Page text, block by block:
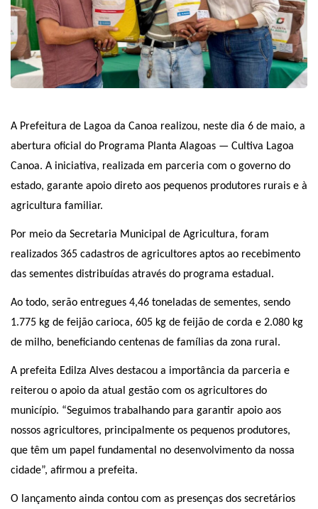
A Prefeitura de Lagoa da Canoa realizou, neste dia 6 de maio, a
abertura oficial do Programa Planta Alagoas — Cultiva Lagoa
Canoa. A iniciativa, realizada em parceria com o governo do
estado, garante apoio direto aos pequenos produtores rurais e à
agricultura familiar.
Por meio da Secretaria Municipal de Agricultura, foram
realizados 365 cadastros de agricultores aptos ao recebimento
das sementes distribuídas através do programa estadual.
Ao todo, serão entregues 4,46 toneladas de sementes, sendo
1.775 kg de feijão carioca, 605 kg de feijão de corda e 2.080 kg
de milho, beneficiando centenas de famílias da zona rural.
A prefeita Edilza Alves destacou a importância da parceria e
reiterou o apoio da atual gestão com os agricultores do
município. “Seguimos trabalhando para garantir apoio aos
nossos agricultores, principalmente os pequenos produtores,
que têm um papel fundamental no desenvolvimento da nossa
cidade”, afirmou a prefeita.
O lançamento ainda contou com as presenças dos secretários